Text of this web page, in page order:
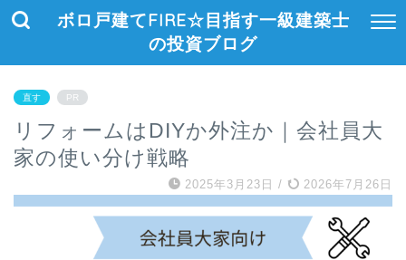
ボロ戸建てFIRE☆目指す一級建築士
の投資ブログ
直す PR
リフォームはDIYか外注か｜会社員大
家の使い分け戦略
2025年3月23日 / 2026年7月26日